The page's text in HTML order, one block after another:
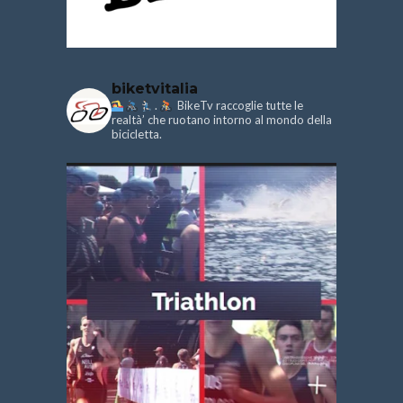
biketvitalia
.
BikeTv raccoglie tutte le
realtà’ che ruotano intorno al mondo della
bicicletta.